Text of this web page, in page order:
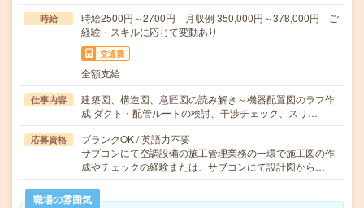
時給
時給2500円～2700円 月収例 350,000円～378,000円 ご
経験・スキルに応じて変動あり
交通費
全額支給
仕事内容
建築図、構造図、意匠図の読み解き～機器配置図のラフ作
成 ダクト・配管ルートの検討、干渉チェック、スリ…
応募資格
ブランクOK / 英語力不要
サブコンにて空調設備の施工管理業務の一環で施工図の作
成やチェックの経験または、サブコンにて設計図から…
職場の雰囲気